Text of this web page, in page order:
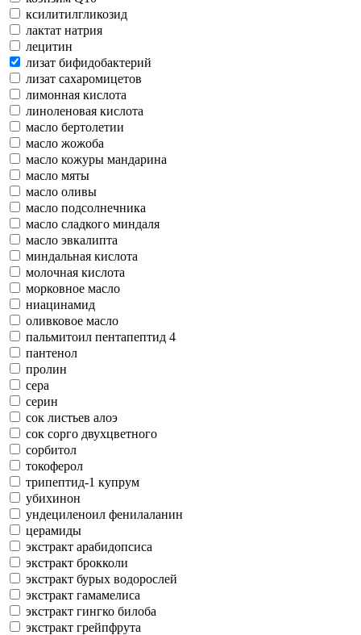
ксилитилгликозид
лактат натрия
лецитин
лизат бифидобактерий
лизат сахаромицетов
лимонная кислота
линоленовая кислота
масло бертолетии
масло жожоба
масло кожуры мандарина
масло мяты
масло оливы
масло подсолнечника
масло сладкого миндаля
масло эвкалипта
миндальная кислота
молочная кислота
морковное масло
ниацинамид
оливковое масло
пальмитоил пентапептид 4
пантенол
пролин
сера
серин
сок листьев алоэ
сок сорго двухцветного
сорбитол
токоферол
трипептид-1 купрум
убихинон
ундециленоил фенилаланин
церамиды
экстракт арабидопсиса
экстракт брокколи
экстракт бурых водорослей
экстракт гамамелиса
экстракт гингко билоба
экстракт грейпфрута